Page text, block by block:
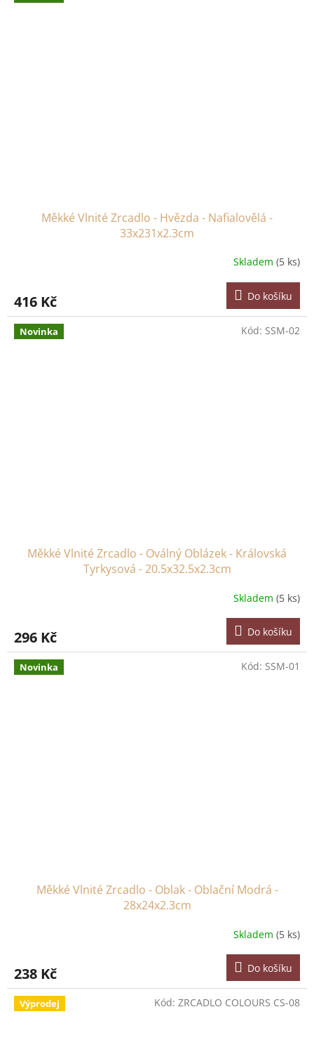
Měkké Vlnité Zrcadlo - Hvězda - Nafialovělá -
33x231x2.3cm
Skladem (5 ks)
416 Kč Do košíku
Novinka
Měkké Vlnité Zrcadlo - Oválný Oblázek - Královská
Tyrkysová - 20.5x32.5x2.3cm
Skladem (5 ks)
296 Kč Do košíku
Kód: SSM-02
Novinka
Měkké Vlnité Zrcadlo - Oblak - Oblační Modrá -
28x24x2.3cm
Skladem (5 ks)
238 Kč Do košíku
Kód: SSM-01
Výprodej Kód: ZRCADLO COLOURS CS-08